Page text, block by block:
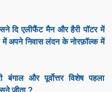
दि एलीफैंट मैन और हैरी पॉटर में
में अपने निवास लंदन के नोरफ़ॉल्क में
बंगाल और पूर्वोत्तर विशेष पहला
जीता ?